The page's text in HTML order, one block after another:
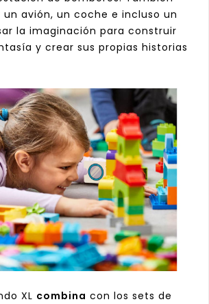
avión, un coche e incluso un
la imaginación para construir
y crear sus propias historias
XL combina con los sets de